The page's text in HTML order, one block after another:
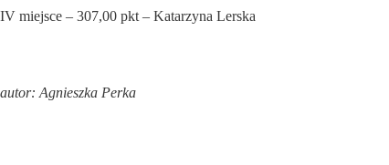
IV miejsce – 307,00 pkt – Katarzyna Lerska
autor: Agnieszka Perka